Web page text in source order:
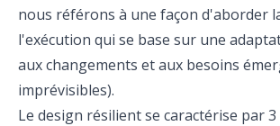
nous référons à une façon d'aborder
l'exécution qui se base sur une
aux changements et aux besoins
imprévisibles).
Le design résilient se caractérise par 3